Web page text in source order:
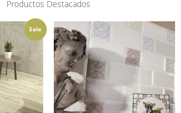
Productos Destacados
Sale